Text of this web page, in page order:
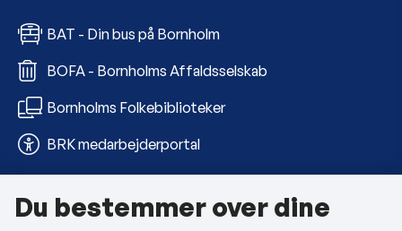
BAT - Din bus på Bornholm
BOFA - Bornholms Affaldsselskab
Bornholms Folkebiblioteker
BRK medarbejderportal
Om kommunen
Du bestemmer over dine